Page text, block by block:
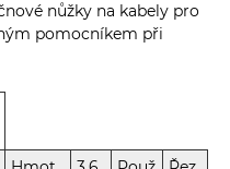
nůžky na kabely pro
pomocníkem při